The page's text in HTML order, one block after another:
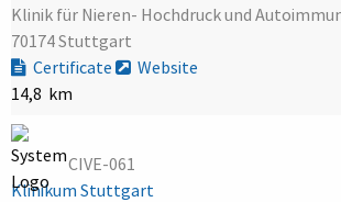
Klinik für Nieren- Hochdruck und
70174 Stuttgart
Certificate
Website
14,8 km
CIVE-061
Klinikum Stuttgart